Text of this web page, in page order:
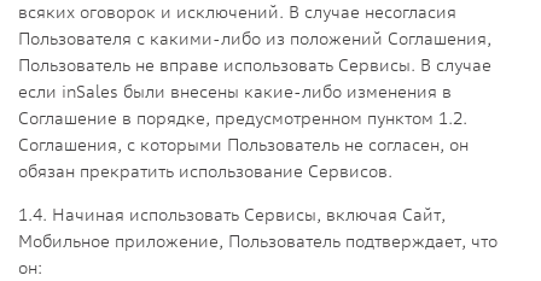
всяких оговорок и исключений. В случае несогласия
Пользователя с какими-либо из положений Соглашения,
Пользователь не вправе использовать Сервисы. В случае
если inSales были внесены какие-либо изменения в
Соглашение в порядке, предусмотренном пунктом 1.2.
Соглашения, с которыми Пользователь не согласен, он
обязан прекратить использование Сервисов.
1.4. Начиная использовать Сервисы, включая Сайт,
Мобильное приложение, Пользователь подтверждает, что
он: